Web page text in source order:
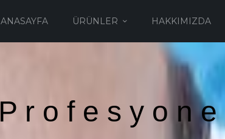
ANASAYFA ÜRÜNLER HAKKIMIZDA
P r o f e s y o n e